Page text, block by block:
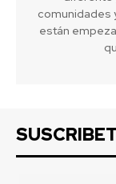
comunidades
están